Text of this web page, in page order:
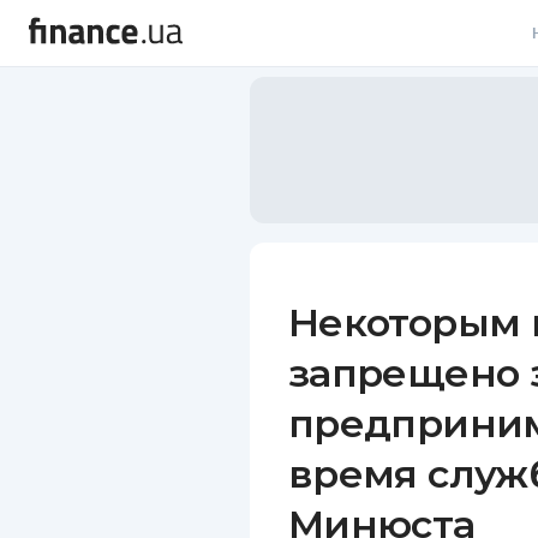
Некоторым
запрещено
время
Минюста